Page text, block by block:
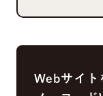
Webサイト